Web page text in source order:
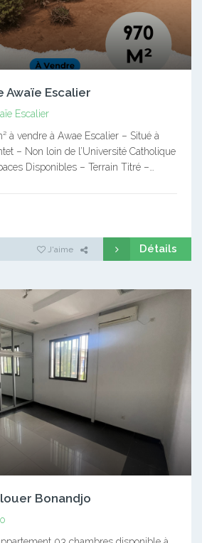
Awaïe Escalier
Escalier
à vendre à Awae Escalier – Situé à
– Non loin de l’Université Catholique
Disponibles – Terrain Titré –…
J'aime Détails
Bonandjo